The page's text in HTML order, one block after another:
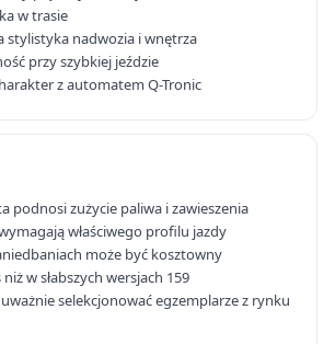
w trasie
stylistyka nadwozia i wnętrza
przy szybkiej jeździe
z automatem Q-Tronic
podnosi zużycie paliwa i zawieszenia
właściwego profilu jazdy
może być kosztowny
w słabszych wersjach 159
selekcjonować egzemplarze z rynku